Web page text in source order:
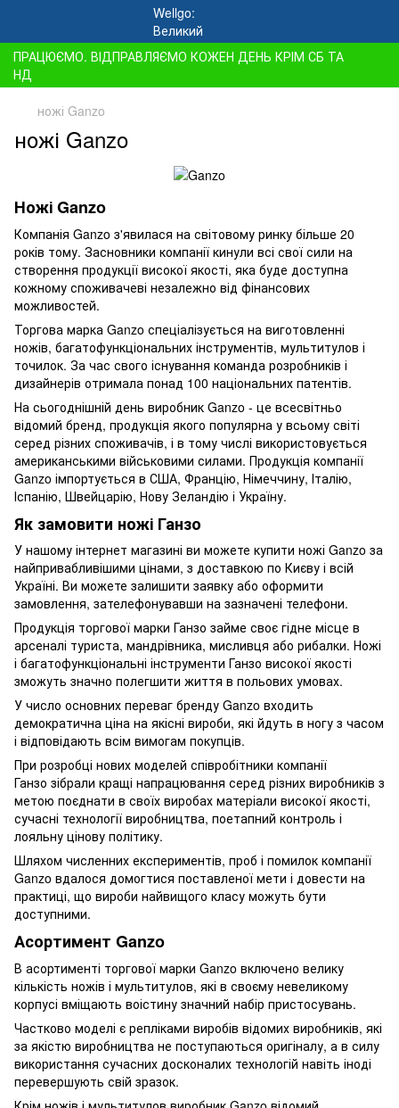
ПРАЦЮЄМО. ВІДПРАВЛЯЄМО КОЖЕН ДЕНЬ КРІМ СБ ТА
НД
ножі Ganzo
ножі Ganzo
Ножі Ganzo
Компанія Ganzo з'явилася на світовому ринку більше 20
років тому. Засновники компанії кинули всі свої сили на
створення продукції високої якості, яка буде доступна
кожному споживачеві незалежно від фінансових
можливостей.
Торгова марка Ganzo спеціалізується на виготовленні
ножів, багатофункціональних інструментів, мультитулов і
точилок. За час свого існування команда розробників і
дизайнерів отримала понад 100 національних патентів.
На сьогоднішній день виробник Ganzo - це всесвітньо
відомий бренд, продукція якого популярна у всьому світі
серед різних споживачів, і в тому числі використовується
американськими військовими силами. Продукція компанії
Ganzo імпортується в США, Францію, Німеччину, Італію,
Іспанію, Швейцарію, Нову Зеландію і Україну.
Як замовити ножі Ганзо
У нашому інтернет магазині ви можете купити ножі Ganzo за
найпривабливішими цінами, з доставкою по Києву і всій
Україні. Ви можете залишити заявку або оформити
замовлення, зателефонувавши на зазначені телефони.
Продукція торгової марки Ганзо займе своє гідне місце в
арсеналі туриста, мандрівника, мисливця або рибалки. Ножі
і багатофункціональні інструменти Ганзо високої якості
зможуть значно полегшити життя в польових умовах.
У число основних переваг бренду Ganzo входить
демократична ціна на якісні вироби, які йдуть в ногу з часом
і відповідають всім вимогам покупців.
При розробці нових моделей співробітники компанії
Ганзо зібрали кращі напрацювання серед різних виробників з
метою поєднати в своїх виробах матеріали високої якості,
сучасні технології виробництва, поетапний контроль і
лояльну цінову політику.
Шляхом численних експериментів, проб і помилок компанії
Ganzo вдалося домогтися поставленої мети і довести на
практиці, що вироби найвищого класу можуть бути
доступними.
Асортимент Ganzo
В асортименті торгової марки Ganzo включено велику
кількість ножів і мультитулов, які в своєму невеликому
корпусі вміщають воістину значний набір пристосувань.
Частково моделі є репліками виробів відомих виробників, які
за якістю виробництва не поступаються оригіналу, а в силу
використання сучасних досконалих технологій навіть іноді
перевершують свій зразок.